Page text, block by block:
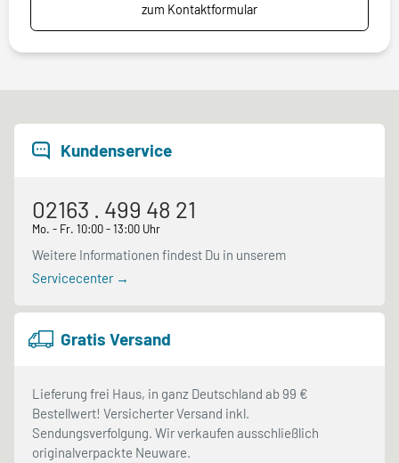
zum Kontaktformular
Kundenservice
02163 . 499 48 21
Mo. - Fr. 10:00 - 13:00 Uhr
Weitere Informationen findest Du in unserem
Servicecenter →
Gratis Versand
Lieferung frei Haus, in ganz Deutschland ab 99 €
Bestellwert! Versicherter Versand inkl.
Sendungsverfolgung. Wir verkaufen ausschließlich
originalverpackte Neuware.